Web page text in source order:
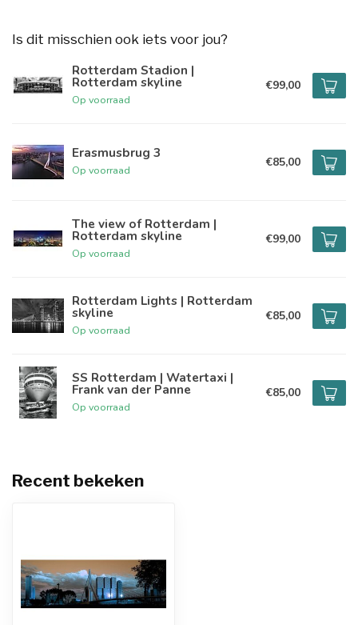
Is dit misschien ook iets voor jou?
Rotterdam Stadion |
Rotterdam skyline
Op voorraad
€99,00
Erasmusbrug 3
Op voorraad
€85,00
The view of Rotterdam |
Rotterdam skyline
Op voorraad
€99,00
Rotterdam Lights | Rotterdam
skyline
Op voorraad
€85,00
SS Rotterdam | Watertaxi |
Frank van der Panne
Op voorraad
€85,00
Recent bekeken